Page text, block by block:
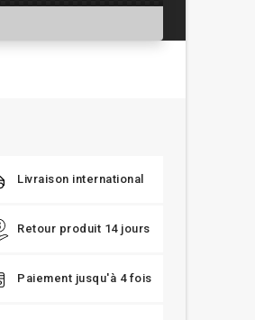
Livraison international
Retour produit 14 jours
Paiement jusqu'à 4 fois